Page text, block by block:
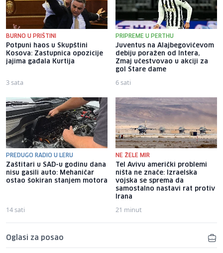
BURNO U PRIŠTINI
Potpuni haos u Skupštini
Kosova: Zastupnica opozicije
jajima gađala Kurtija
3 sata
PRIPREME U PERTHU
Juventus na Alajbegovićevom
debiju poražen od Intera,
Zmaj učestvovao u akciji za
gol Stare dame
6 sati
PREDUGO RADIO U LERU
Zaštitari u SAD-u godinu dana
nisu gasili auto: Mehaničar
ostao šokiran stanjem motora
14 sati
NE ŽELE MIR
Tel Avivu američki problemi
ništa ne znače: Izraelska
vojska se sprema da
samostalno nastavi rat protiv
Irana
21 minut
Oglasi za posao